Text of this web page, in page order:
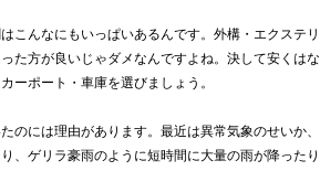
こんなにもいっぱいあるんです。外構・エクステ
た方が良いじゃダメなんですよね。決して安くは
ーポート・車庫を選びましょう。
のには理由があります。最近は異常気象のせいか
、ゲリラ豪雨のように短時間に大量の雨が降った